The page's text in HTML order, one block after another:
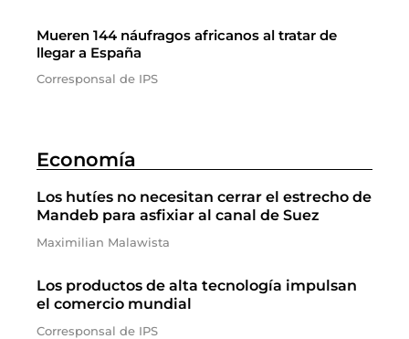
Mueren 144 náufragos africanos al tratar de
llegar a España
Corresponsal de IPS
Economía
Los hutíes no necesitan cerrar el estrecho de
Mandeb para asfixiar al canal de Suez
Maximilian Malawista
Los productos de alta tecnología impulsan
el comercio mundial
Corresponsal de IPS